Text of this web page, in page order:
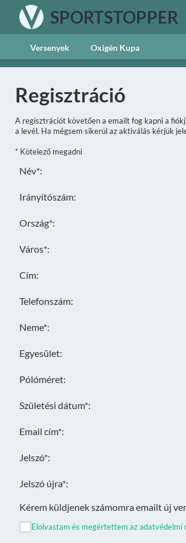
SPORTSTOPPER
Versenyek Oxigén Kupa
Regisztráció
A regisztrációt követően a emailt fog kapni a
a levél. Ha mégsem sikerül az aktiválás kérjük
* Kötelező megadni
Elolvastam és megértettem az
Név*:
Irányítószám:
Ország*:
Város*:
Cím:
Telefonszám:
Neme*:
Egyesület:
Pólóméret:
Születési dátum*:
Email cím*:
Jelszó*:
Jelszó újra*:
Kérem küldjenek számomra emailt új